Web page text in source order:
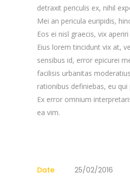
detraxit periculis ex, nihil
Mei an pericula euripidis,
Eos ei nisl graecis, vix
Eius lorem tincidunt vix at,
sensibus id, error epicurei
facilisis urbanitas
rationibus definiebas, eu
Ex error omnium
ea vim.
Date
25/02/2016